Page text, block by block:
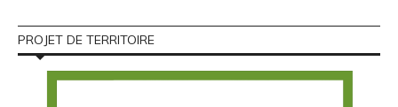
PROJET DE TERRITOIRE